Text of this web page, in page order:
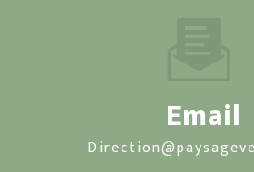
Email